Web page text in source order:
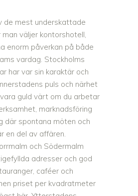
de mest underskattade
väljer kontorshotell,
enorm påverkan på både
vardag. Stockholms
har var sin karaktär och
puls och närhet
guld värt om du arbetar
marknadsföring
där spontana möten och
en del av affären.
och Södermalm
adresser och god
caféer och
priset per kvadratmeter